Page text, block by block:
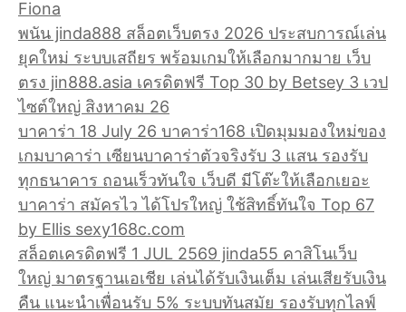
Fiona
พนัน jinda888 สล็อตเว็บตรง 2026 ประสบการณ์เล่น
ยุคใหม่ ระบบเสถียร พร้อมเกมให้เลือกมากมาย เว็บ
ตรง jin888.asia เครดิตฟรี Top 30 by Betsey 3 เวป
ไซต์ใหญ่ สิงหาคม 26
บาคาร่า 18 July 26 บาคาร่า168 เปิดมุมมองใหม่ของ
เกมบาคาร่า เซียนบาคาร่าตัวจริงรับ 3 แสน รองรับ
ทุกธนาคาร ถอนเร็วทันใจ เว็บดี มีโต๊ะให้เลือกเยอะ
บาคาร่า สมัครไว ได้โปรใหญ่ ใช้สิทธิ์ทันใจ Top 67
by Ellis sexy168c.com
สล็อตเครดิตฟรี 1 JUL 2569 jinda55 คาสิโนเว็บ
ใหญ่ มาตรฐานเอเชีย เล่นได้รับเงินเต็ม เล่นเสียรับเงิน
คืน แนะนำเพื่อนรับ 5% ระบบทันสมัย รองรับทุกไลฟ์